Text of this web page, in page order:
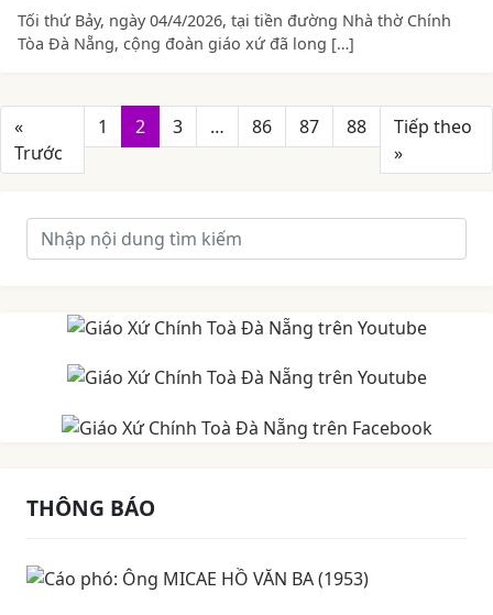
Tối thứ Bảy, ngày 04/4/2026, tại tiền đường Nhà thờ Chính
Tòa Đà Nẵng, cộng đoàn giáo xứ đã long […]
«
Trước
1 2 3 … 86 87 88
Tiếp theo
»
THÔNG BÁO